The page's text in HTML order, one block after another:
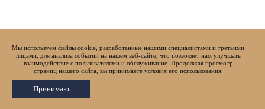
Мы используем файлы cookie, разработанные нашими специалистами и третьими
лицами, для анализа событий на нашем веб-сайте, что позволяет нам улучшать
взаимодействие с пользователями и обслуживание. Продолжая просмотр
страниц нашего сайта, вы принимаете условия его использования.
Принимаю